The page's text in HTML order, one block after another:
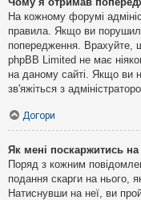
На кожному форумі
правила. Якщо ви
попередження. Врахуйте,
phpBB Limited не має
на даному сайті. Якщо ви
зв'яжіться з
Догори
Як мені поскаржитись
Поряд з кожним
подання скарги на нього,
Натиснувши на неї, ви